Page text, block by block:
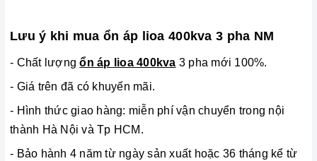
Lưu ý khi mua ổn áp lioa 400kva 3 pha NM
- Chất lượngổn áp lioa 400kva 3 pha mới 100%.
- Giá trên đã có khuyến mãi.
- Hình thức giao hàng: miễn phí vận chuyển trong nội
thành Hà Nội và Tp HCM.
- Bảo hành 4 năm từ ngày sản xuất hoặc 36 tháng kể từ